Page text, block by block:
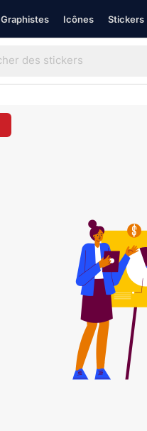
Graphistes Icônes Stickers